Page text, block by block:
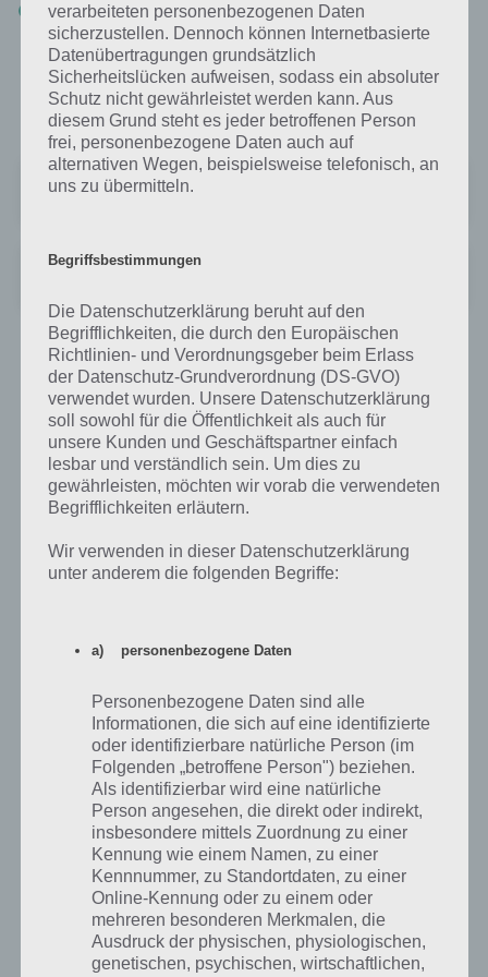
ARD im Live Stream via App verfolgen
Das ZDF bietet die App als ZDF Mediathek an, die es bei Google Play
für Android, als auch im iTunes App Store kostenlos zum Download
gibt:
ZDF | Streaming und Live-TV
ZDF
RTL Now App: Auch unterwegs Fernsehen
Der Privatsender RTL bietet mit der RTL Now App die Möglichkeit
untwegs fernsehen zu können. Allerdings sind nur die ersten 30 Tage
kostenlos, danach muss man ein Abo abschließen, um auch
weiterhin in den Genuss zu kommen.
Die RTL Now App findet ihr bei Google Play für Android, als auch im
iTunes App Store für iPhone und iPad:
Nicht überall hat man allerdings WLAN zur Verfügung, weshalb eine
überall möglich. Hier sind vor allem die öffentlich-rechtlichen Sender
von fast überall erreichbar. Die privaten Sender sind nur in
bestimmten Gebieten via DVB-T empfangbar.
VerschiedeneDVB-T Antennen und Möglichkeiten haben die
Kollegen von allthemedia.deaufgelistet.
dailyme TV: Serien und Filme auch offline
ansehen
Zwar kein Live Stream, aber wer diverse Serien und Filme auch
verarbeiteten personenbezogenen Daten
sicherzustellen. Dennoch können Internetbasierte
Datenübertragungen grundsätzlich
Sicherheitslücken aufweisen, sodass ein absoluter
Schutz nicht gewährleistet werden kann. Aus
diesem Grund steht es jeder betroffenen Person
frei, personenbezogene Daten auch auf
alternativen Wegen, beispielsweise telefonisch, an
uns zu übermitteln.
Begriffsbestimmungen
Die Datenschutzerklärung beruht auf den
Begrifflichkeiten, die durch den Europäischen
Richtlinien- und Verordnungsgeber beim Erlass
der Datenschutz-Grundverordnung (DS-GVO)
verwendet wurden. Unsere Datenschutzerklärung
soll sowohl für die Öffentlichkeit als auch für
unsere Kunden und Geschäftspartner einfach
lesbar und verständlich sein. Um dies zu
gewährleisten, möchten wir vorab die verwendeten
Begrifflichkeiten erläutern.
Wir verwenden in dieser Datenschutzerklärung
unter anderem die folgenden Begriffe:
a) personenbezogene Daten
Personenbezogene Daten sind alle
Informationen, die sich auf eine identifizierte
oder identifizierbare natürliche Person (im
Folgenden „betroffene Person") beziehen.
Als identifizierbar wird eine natürliche
Person angesehen, die direkt oder indirekt,
insbesondere mittels Zuordnung zu einer
Kennung wie einem Namen, zu einer
Kennnummer, zu Standortdaten, zu einer
Online-Kennung oder zu einem oder
mehreren besonderen Merkmalen, die
Ausdruck der physischen, physiologischen,
genetischen, psychischen, wirtschaftlichen,